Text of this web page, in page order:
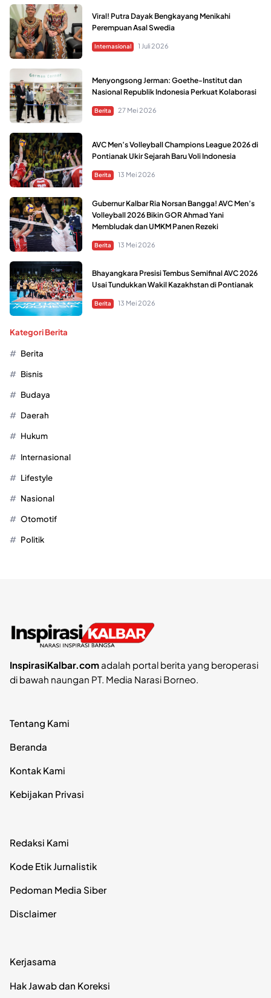
Viral! Putra Dayak Bengkayang Menikahi
Perempuan Asal Swedia
Internasional 1 Juli 2026
Menyongsong Jerman: Goethe-Institut dan
Nasional Republik Indonesia Perkuat Kolaborasi
Berita 27 Mei 2026
AVC Men’s Volleyball Champions League 2026 di
Pontianak Ukir Sejarah Baru Voli Indonesia
Berita 13 Mei 2026
Gubernur Kalbar Ria Norsan Bangga! AVC Men’s
Volleyball 2026 Bikin GOR Ahmad Yani
Membludak dan UMKM Panen Rezeki
Berita 13 Mei 2026
Bhayangkara Presisi Tembus Semifinal AVC 2026
Usai Tundukkan Wakil Kazakhstan di Pontianak
Berita 13 Mei 2026
Kategori Berita
Berita
Bisnis
Budaya
Daerah
Hukum
Internasional
Lifestyle
Nasional
Otomotif
Politik
InspirasiKalbar.comadalah portal berita yang beroperasi
di bawah naungan PT. Media Narasi Borneo.
Tentang Kami
Beranda
Kontak Kami
Kebijakan Privasi
Redaksi Kami
Kode Etik Jurnalistik
Pedoman Media Siber
Disclaimer
Kerjasama
Hak Jawab dan Koreksi